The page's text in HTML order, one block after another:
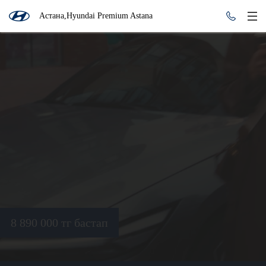
Астана,Hyundai Premium Astana
8 890 000 тг бастап